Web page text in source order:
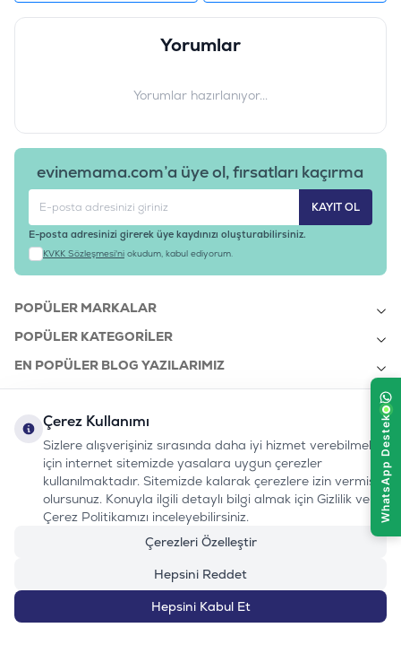
Yorumlar
Yorumlar hazırlanıyor...
evinemama.com’a üye ol, fırsatları kaçırma
KAYIT OL
E-posta adresinizi girerek üye kaydınızı oluşturabilirsiniz.
KVKK Sözleşmesi'ni okudum, kabul ediyorum.
POPÜLER MARKALAR
POPÜLER KATEGORILER
EN POPÜLER BLOG YAZILARIMIZ
KURUMSAL
bizi takip edin:
Instagram
Youtube
TiktokFacebook
Linkedin
www.evinemama.com
0232 7000 212
%100 MUTLU
MÜŞTERI HATTI
Çerez Kullanımı
Sizlere alışverişiniz sırasında daha iyi hizmet verebilmek
için internet sitemizde yasalara uygun çerezler
kullanılmaktadır. Sitemizde kalarak çerezlere izin vermiş
olursunuz. Konuyla ilgili detaylı bilgi almak için Gizlilik ve
Çerez Politikamızı inceleyebilirsiniz.
Çerezleri Özelleştir
Hepsini Reddet
Hepsini Kabul Et